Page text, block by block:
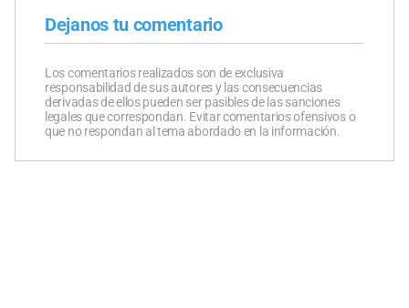
Dejanos tu comentario
Los comentarios realizados son de exclusiva
responsabilidad de sus autores y las consecuencias
derivadas de ellos pueden ser pasibles de las sanciones
legales que correspondan. Evitar comentarios ofensivos o
que no respondan al tema abordado en la información.